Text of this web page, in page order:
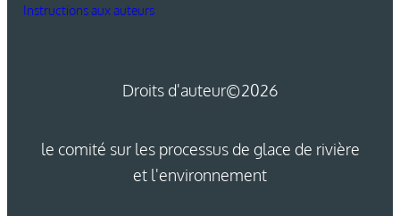
Instructions aux auteurs
Droits d'auteur©2026
le comité sur les processus de glace de rivière
et l'environnement